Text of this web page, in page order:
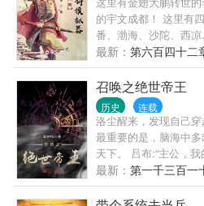
的宇文成都！ 这里有
番、渤海、沙陀、西
星！ 但是王恪丝毫不
器】！！！
最新： 第六百四十二
召唤之绝世帝王
历史 连载
洛尘醒来，发现自己
最重要的是，脑海中
天下。 吕布:“主公，
羽:“纵观五湖四海，谁
军，助主公扫荡宇内
千军万马！” 诸葛亮:“
最新： 第一千三百一
段！